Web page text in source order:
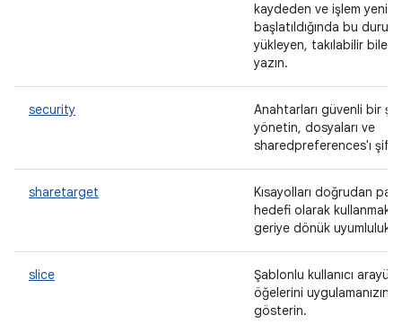
kaydeden ve işlem
başlatıldığında bu
yükleyen, takılabilir
yazın.
security
Anahtarları güvenli bir
yönetin, dosyaları ve
sharedpreferences'ı
sharetarget
Kısayolları doğrudan
hedefi olarak kullanmak
geriye dönük uyumluluk
slice
Şablonlu kullanıcı
öğelerini uygulamanızın
gösterin.